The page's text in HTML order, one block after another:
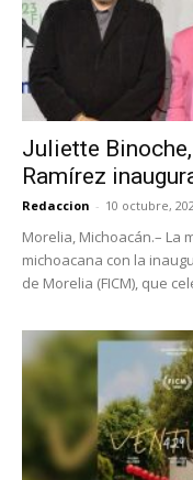
Juliette
Ramírez
Redaccion - 10 octubre,
Morelia, Michoacán.– La
michoacana con la
de Morelia (FICM), que